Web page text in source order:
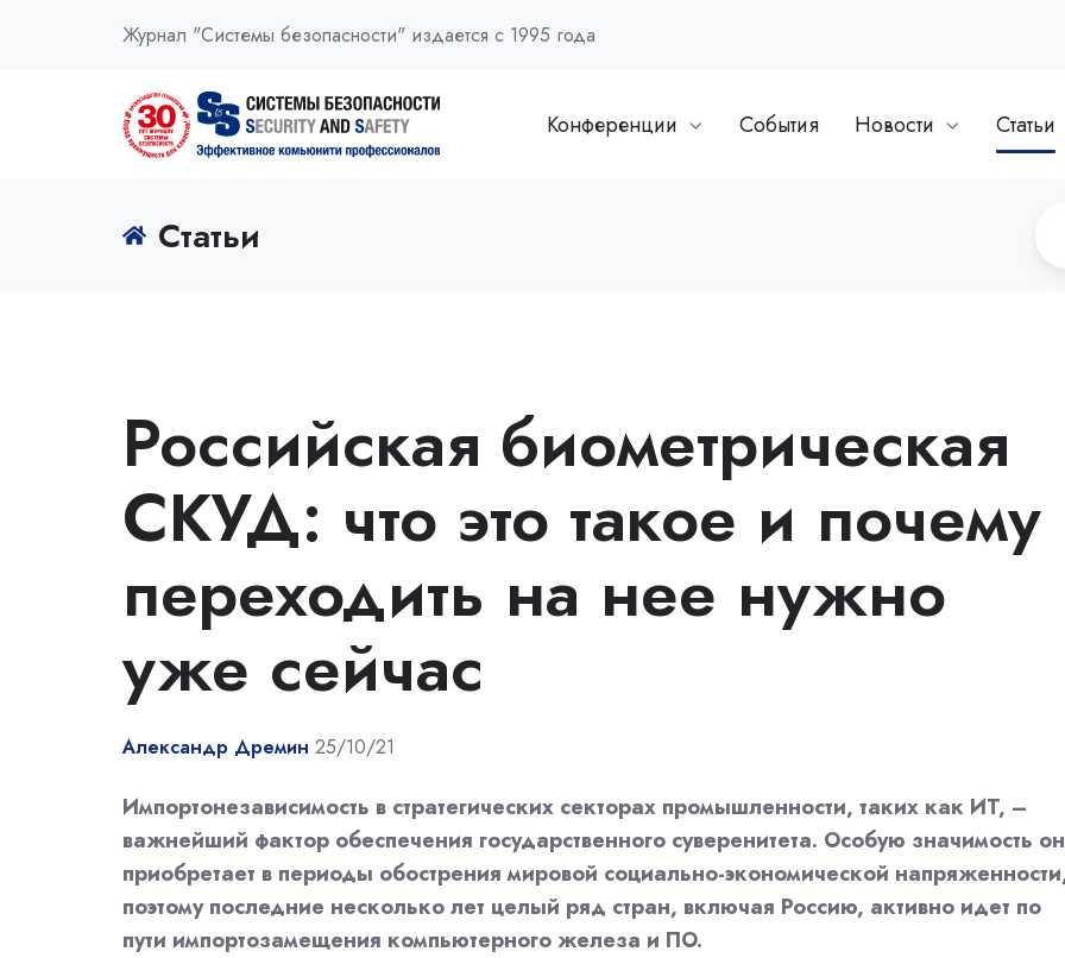
Журнал "Системы безопасности" издается с 1995 года
Конференции События Новости Статьи
Статьи
Российская биометрическая
СКУД: что это такое и почему
переходить на нее нужно
уже сейчас
Александр Дремин 25/10/21
Импортонезависимость в стратегических секторах промышленности, таких как ИТ, –
важнейший фактор обеспечения государственного суверенитета. Особую значимость он
приобретает в периоды обострения мировой социально-экономической
поэтому последние несколько лет целый ряд стран, включая Россию, активно идет по
пути импортозамещения компьютерного железа и ПО.